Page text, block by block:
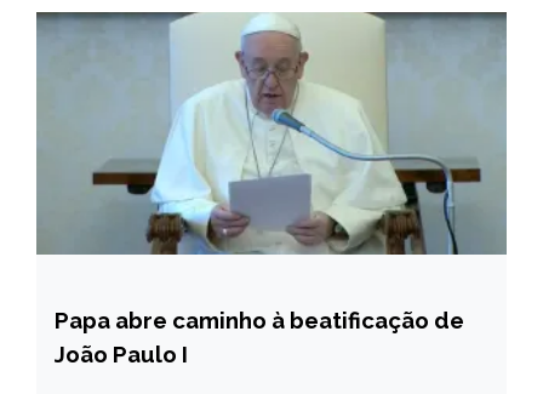
INTERNACIONAL
NOTÍCIAS
Papa abre caminho à beatificação de
João Paulo I